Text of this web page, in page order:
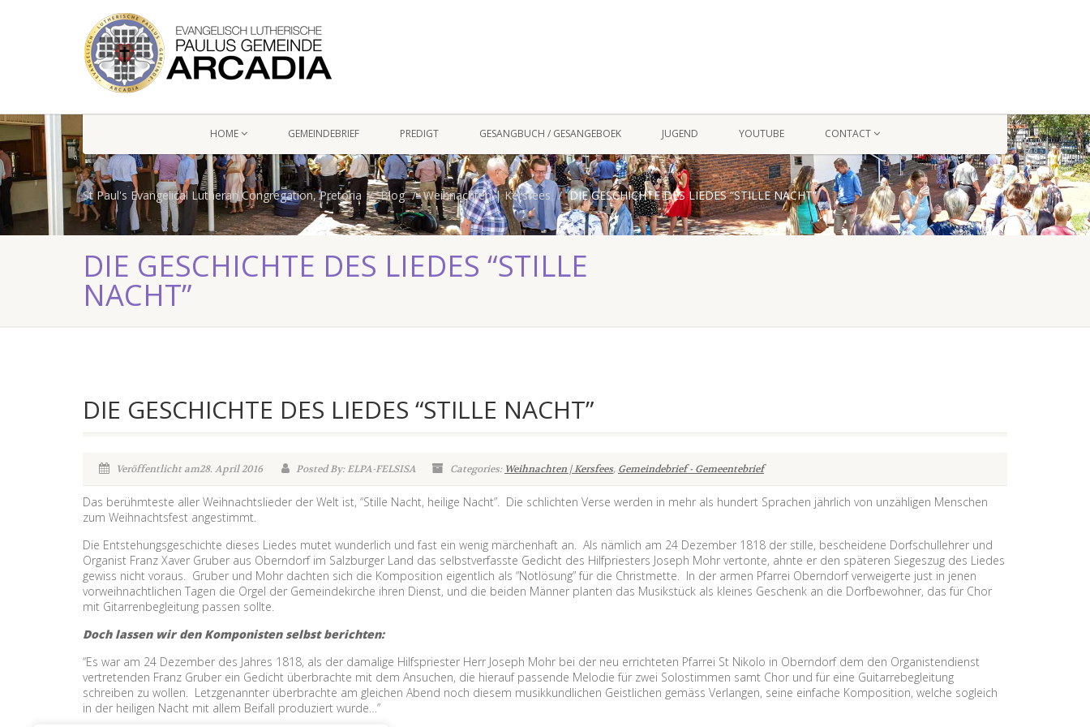
HOME GEMEINDEBRIEF PREDIGT GESANGBUCH / GESANGEBOEK JUGEND YOUTUBE CONTACT
St Paul's Evangelical Lutheran Congregation, Pretoria Blog Weihnachten | Kersfees DIE GESCHICHTE DES LIEDES “STILLE NACHT”
DIE GESCHICHTE DES LIEDES “STILLE
NACHT”
DIE GESCHICHTE DES LIEDES “STILLE NACHT”
Veröffentlicht am28. April 2016 Posted By: ELPA-FELSISA Categories: Weihnachten | Kersfees, Gemeindebrief - Gemeentebrief
Das berühmteste aller Weihnachtslieder der Welt ist, “Stille Nacht, heilige Nacht”. Die schlichten Verse werden in mehr als hundert Sprachen jährlich von unzähligen Menschen
zum Weihnachtsfest angestimmt.
Die Entstehungsgeschichte dieses Liedes mutet wunderlich und fast ein wenig märchenhaft an. Als nämlich am 24 Dezember 1818 der stille, bescheidene Dorfschullehrer und
Organist Franz Xaver Gruber aus Oberndorf im Salzburger Land das selbstverfasste Gedicht des Hilfpriesters Joseph Mohr vertonte, ahnte er den späteren Siegeszug des Liedes
gewiss nicht voraus. Gruber und Mohr dachten sich die Komposition eigentlich als “Notlösung” für die Christmette. In der armen Pfarrei Oberndorf verweigerte just in jenen
vorweihnachtlichen Tagen die Orgel der Gemeindekirche ihren Dienst, und die beiden Männer planten das Musikstück als kleines Geschenk an die Dorfbewohner, das für Chor
mit Gitarrenbegleitung passen sollte.
Doch lassen wir den Komponisten selbst berichten:
“Es war am 24 Dezember des Jahres 1818, als der damalige Hilfspriester Herr Joseph Mohr bei der neu errichteten Pfarrei St Nikolo in Oberndorf dem den Organistendienst
vertretenden Franz Gruber ein Gedicht überbrachte mit dem Ansuchen, die hierauf passende Melodie für zwei Solostimmen samt Chor und für eine Guitarrebegleitung
schreiben zu wollen. Letzgenannter überbrachte am gleichen Abend noch diesem musikkundlichen Geistlichen gemäss Verlangen, seine einfache Komposition, welche sogleich
in der heiligen Nacht mit allem Beifall produziert wurde…”